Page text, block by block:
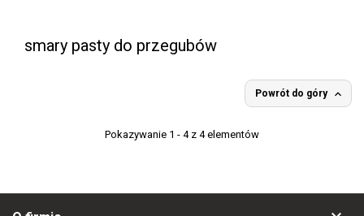
smary pasty do przegubów
Powrót do góry 
Pokazywanie 1 - 4 z 4 elementów